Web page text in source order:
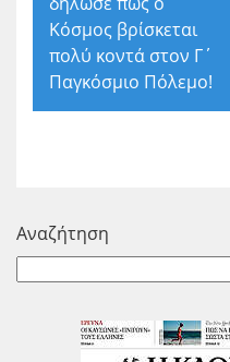
Κόσμος βρίσκεται
πολύ κοντά στον Γ΄
Παγκόσμιο Πόλεμο!
Αναζήτηση